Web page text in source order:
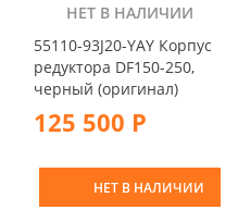
НЕТ В НАЛИЧИИ
55110-93J20-YAY Корпус
редуктора DF150-250,
черный (оригинал)
125 500 Р
НЕТ В НАЛИЧИИ